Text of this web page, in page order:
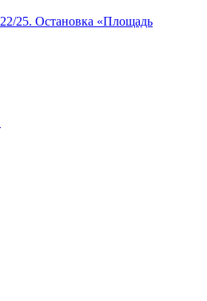
22/25. Остановка «Площадь